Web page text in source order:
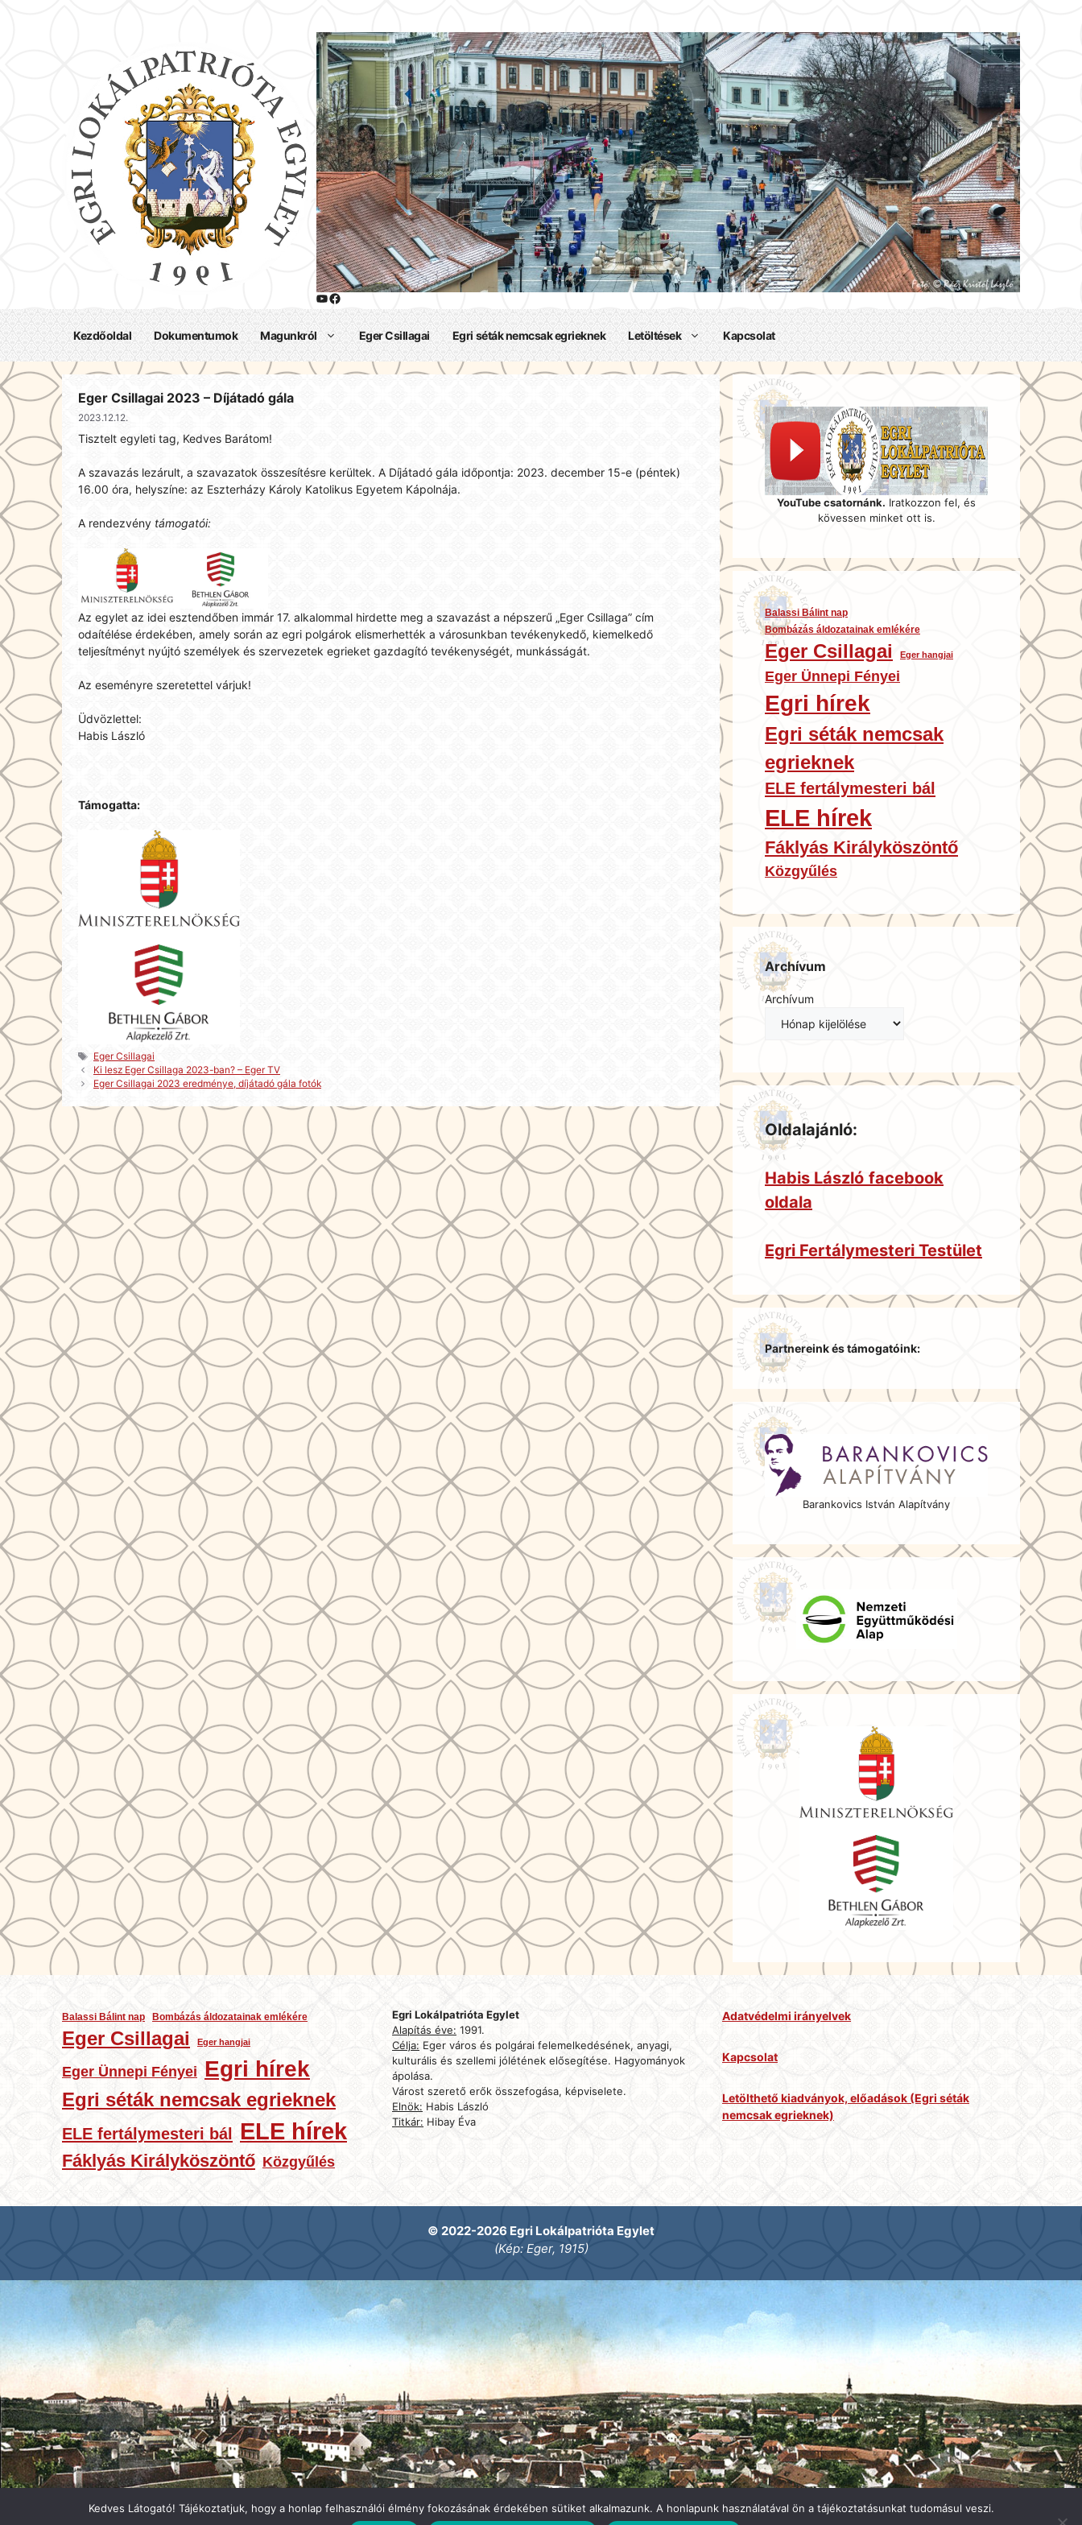
@egrilokalpatriotak
Habis László
Kezdőoldal Dokumentumok Magunkról Eger Csillagai Egri séták nemcsak egrieknek Letöltések Kapcsolat
Eger Csillagai 2023 – Díjátadó gála
2023.12.12.
Tisztelt egyleti tag, Kedves Barátom!
A szavazás lezárult, a szavazatok összesítésre kerültek. A Díjátadó gála időpontja: 2023. december 15-e (péntek)
16.00 óra, helyszíne: az Eszterházy Károly Katolikus Egyetem Kápolnája.
A rendezvény támogatói:
Az egylet az idei esztendőben immár 17. alkalommal hirdette meg a szavazást a népszerű „Eger Csillaga” cím
odaítélése érdekében, amely során az egri polgárok elismerhették a városunkban tevékenykedő, kiemelkedő
teljesítményt nyújtó személyek és szervezetek egrieket gazdagító tevékenységét, munkásságát.
Az eseményre szeretettel várjuk!
Üdvözlettel:
Habis László
Támogatta:
Címkék
Eger Csillagai
Ki lesz Eger Csillaga 2023-ban? – Eger TV
Eger Csillagai 2023 eredménye, díjátadó gála fotók
YouTube csatornánk. Iratkozzon fel, és
kövessen minket ott is.
Balassi Bálint nap
Bombázás áldozatainak emlékére
Eger Csillagai Eger hangjai
Eger Ünnepi Fényei
Egri hírek
Egri séták nemcsak
egrieknek
ELE fertálymesteri bál
ELE hírek
Fáklyás Királyköszöntő
Közgyűlés
Archívum
Archívum
Oldalajánló:
Habis László facebook
oldala
Egri Fertálymesteri Testület
Partnereink és támogatóink:
Barankovics István Alapítvány
Balassi Bálint nap Bombázás áldozatainak emlékére
Eger Csillagai Eger hangjai
Eger Ünnepi Fényei Egri hírek
Egri séták nemcsak egrieknek
ELE fertálymesteri bál ELE hírek
Fáklyás Királyköszöntő Közgyűlés
Egri Lokálpatrióta Egylet
Alapítás éve: 1991.
Célja: Eger város és polgárai felemelkedésének, anyagi,
kulturális és szellemi jólétének elősegítése. Hagyományok
ápolása.
Várost szerető erők összefogása, képviselete.
Elnök: Habis László
Titkár: Hibay Éva
Adatvédelmi irányelvek
Kapcsolat
Letölthető kiadványok, előadások (Egri séták
nemcsak egrieknek)
© 2022-2026 Egri Lokálpatrióta Egylet
(Kép: Eger, 1915)
Kedves Látogató! Tájékoztatjuk, hogy a honlap felhasználói élmény fokozásának érdekében sütiket alkalmazunk. A honlapunk használatával ön a tájékoztatásunkat tudomásul veszi.